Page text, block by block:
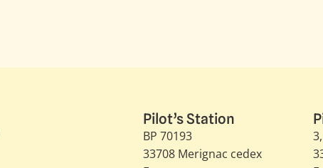
Pilot’s Station
BP 70193
33708 Merignac cedex